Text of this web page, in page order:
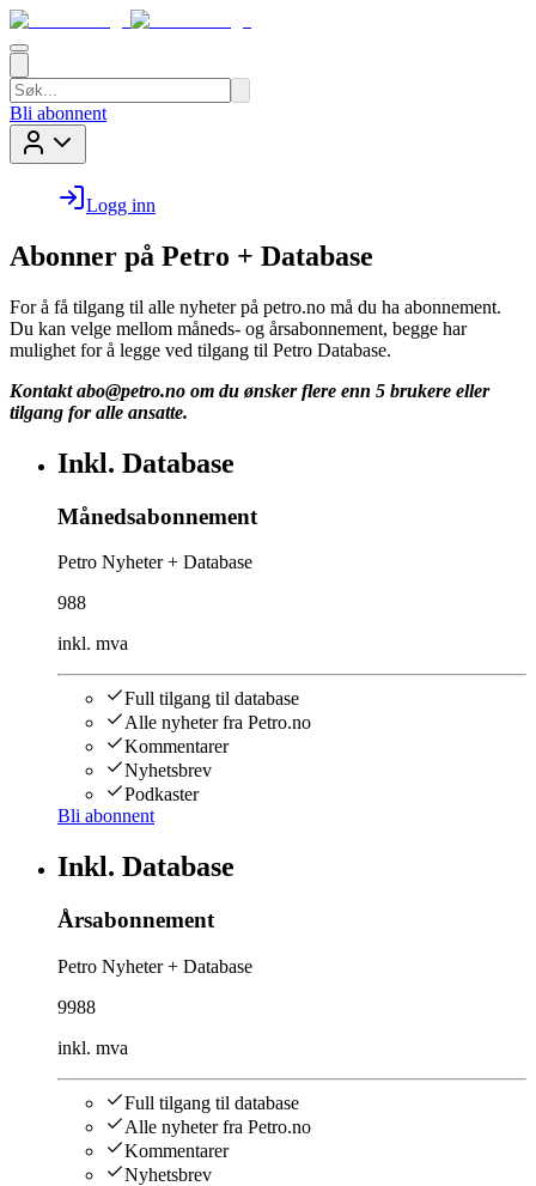
Bli abonnent
Logg inn
Abonner på Petro + Database
For å få tilgang til alle nyheter på petro.no må du ha abonnement.
Du kan velge mellom måneds- og årsabonnement, begge har
mulighet for å legge ved tilgang til Petro Database.
Kontakt abo@petro.no om du ønsker flere enn 5 brukere eller
tilgang for alle ansatte.
Inkl. Database
Månedsabonnement
Petro Nyheter + Database
988
inkl. mva
Full tilgang til database
Alle nyheter fra Petro.no
Kommentarer
Nyhetsbrev
Podkaster
Bli abonnent
Inkl. Database
Årsabonnement
Petro Nyheter + Database
9988
inkl. mva
Full tilgang til database
Alle nyheter fra Petro.no
Kommentarer
Nyhetsbrev